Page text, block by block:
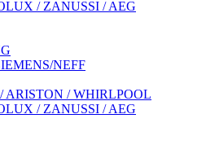
/ ZANUSSI / AEG
NEFF
ARISTON / WHIRLPOOL
/ ZANUSSI / AEG